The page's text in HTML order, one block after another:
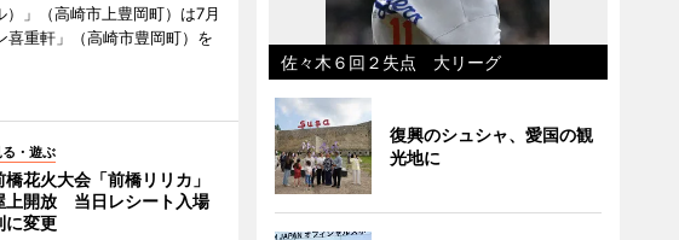
）」（高崎市上豊岡町）は7月
喜重軒」（高崎市豊岡町）を
る・遊ぶ
橋花火大会「前橋リリカ」
上開放 当日レシート入場
に変更
佐々木６回２失点 大リーグ
復興のシュシャ、愛国の観
光地に